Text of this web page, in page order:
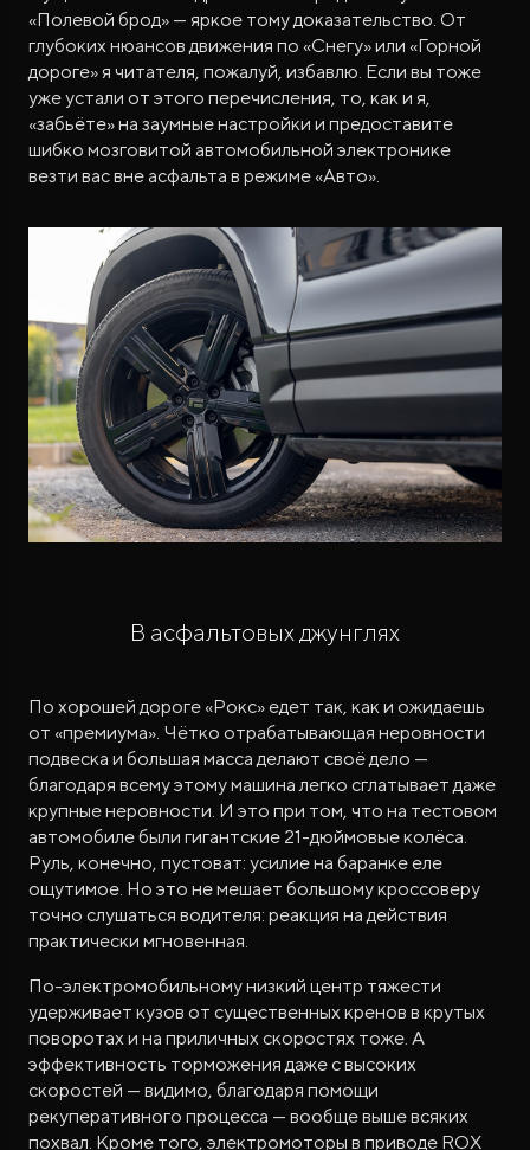
«Полевой брод» — яркое тому доказательство. От
глубоких нюансов движения по «Снегу» или «Горной
дороге» я читателя, пожалуй, избавлю. Если вы тоже
уже устали от этого перечисления, то, как и я,
«забьёте» на заумные настройки и предоставите
шибко мозговитой автомобильной электронике
везти вас вне асфальта в режиме «Авто».
В асфальтовых джунглях
По хорошей дороге «Рокс» едет так, как и ожидаешь
от «премиума». Чётко отрабатывающая неровности
подвеска и большая масса делают своё дело —
благодаря всему этому машина легко сглатывает даже
крупные неровности. И это при том, что на тестовом
автомобиле были гигантские 21-дюймовые колёса.
Руль, конечно, пустоват: усилие на баранке еле
ощутимое. Но это не мешает большому кроссоверу
точно слушаться водителя: реакция на действия
практически мгновенная.
По-электромобильному низкий центр тяжести
удерживает кузов от существенных кренов в крутых
поворотах и на приличных скоростях тоже. А
эффективность торможения даже с высоких
скоростей — видимо, благодаря помощи
рекуперативного процесса — вообще выше всяких
похвал. Кроме того, электромоторы в приводе ROX